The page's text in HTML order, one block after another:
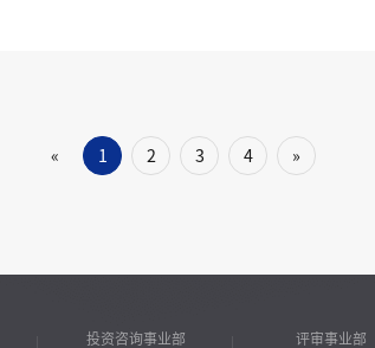
« 1 2 3 4 »
投资咨询事业部 评审事业部